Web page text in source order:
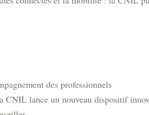
des professionnels
CNIL lance un nouveau dispositif